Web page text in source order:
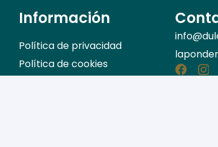
Información
Política de privacidad
Política de cookies